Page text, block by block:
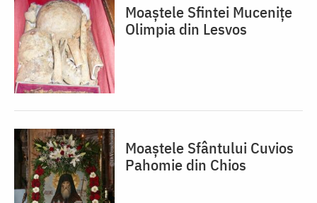
Moaștele Sfintei Mucenițe
Olimpia din Lesvos
Moaștele Sfântului Cuvios
Pahomie din Chios